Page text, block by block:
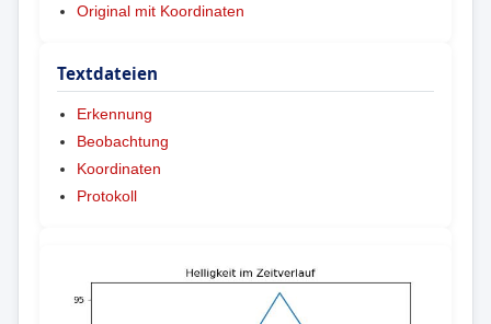
Original mit Koordinaten
Textdateien
Erkennung
Beobachtung
Koordinaten
Protokoll